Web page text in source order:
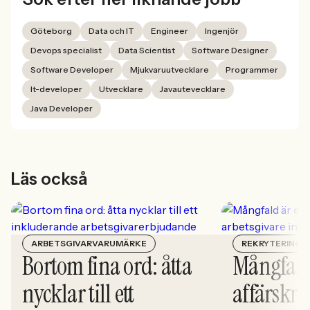
Göteborg Data och IT Engineer
Ingenjör
Devops specialist
Data Scientist
Software Designer
Software Developer
Mjukvaruutvecklare
Programmer
It-developer
Utvecklare
Javautevecklare
Java Developer
Läs också
ARBETSGIVARVARUMÄRKE
Bortom fina ord: åtta
nycklar till ett
REKRYTERING